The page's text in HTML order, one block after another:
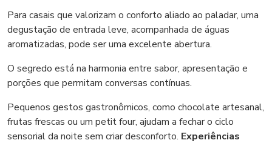
Para casais que valorizam o conforto aliado ao paladar, uma
degustação de entrada leve, acompanhada de águas
aromatizadas, pode ser uma excelente abertura.
O segredo está na harmonia entre sabor, apresentação e
porções que permitam conversas contínuas.
Pequenos gestos gastronômicos, como chocolate artesanal,
frutas frescas ou um petit four, ajudam a fechar o ciclo
sensorial da noite sem criar desconforto. Experiências